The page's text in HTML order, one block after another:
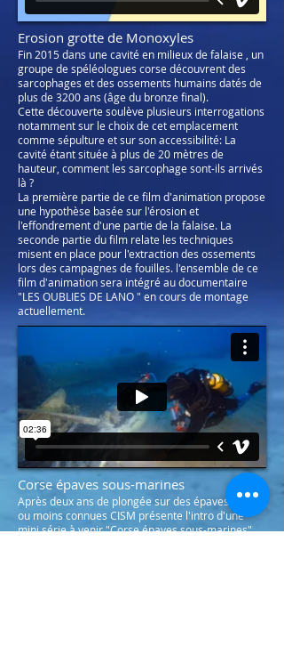
Erosion grotte de Monoxyles
Fin 2015 dans une cavité en milieux de falaise , un
groupe de spéléologues corse découvrent des
sarcophages et des ossements humains datés de
plus de 3200 ans (âge du bronze final).
Cette découverte soulève plusieurs interrogations
notamment sur le choix de cet emplacement
comme sépulture et sur son accessibilité: La
cavité étant située à plus de 20 mètres de
hauteur, comment les sarcophage sont-ils arrivés
là ?
La première partie de ce film d'animation propose
une hypothèse basée sur l'érosion et
l'effondrement d'une partie de la falaise. La
seconde partie du film relate les techniques
misent en place pour l'extraction des ossements
lors des campagnes de fouilles. l'ensemble de ce
film d'animation sera intégré au documentaire
"LES OUBLIES DE LANO " en cours de montage
actuellement.
Corse épaves sous-marines
Après deux ans de plongée sur des épaves plus
ou moins connues CISM présente l'intro d'une
mini série à venir "Corse épaves sous-marines"